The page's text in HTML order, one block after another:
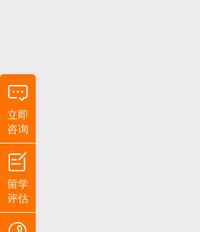
立即
咨询
留学
评估